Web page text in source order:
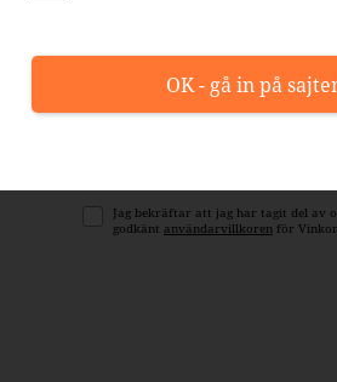
Fler tips från
Missa inte att anmäla dig till vårt
drycker!
Jag bekräftar att jag har tagit del av
godkänt användarvillkoren för
OK - gå in på